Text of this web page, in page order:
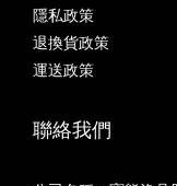
隱私政策
退換貨政策
運送政策
聯絡我們